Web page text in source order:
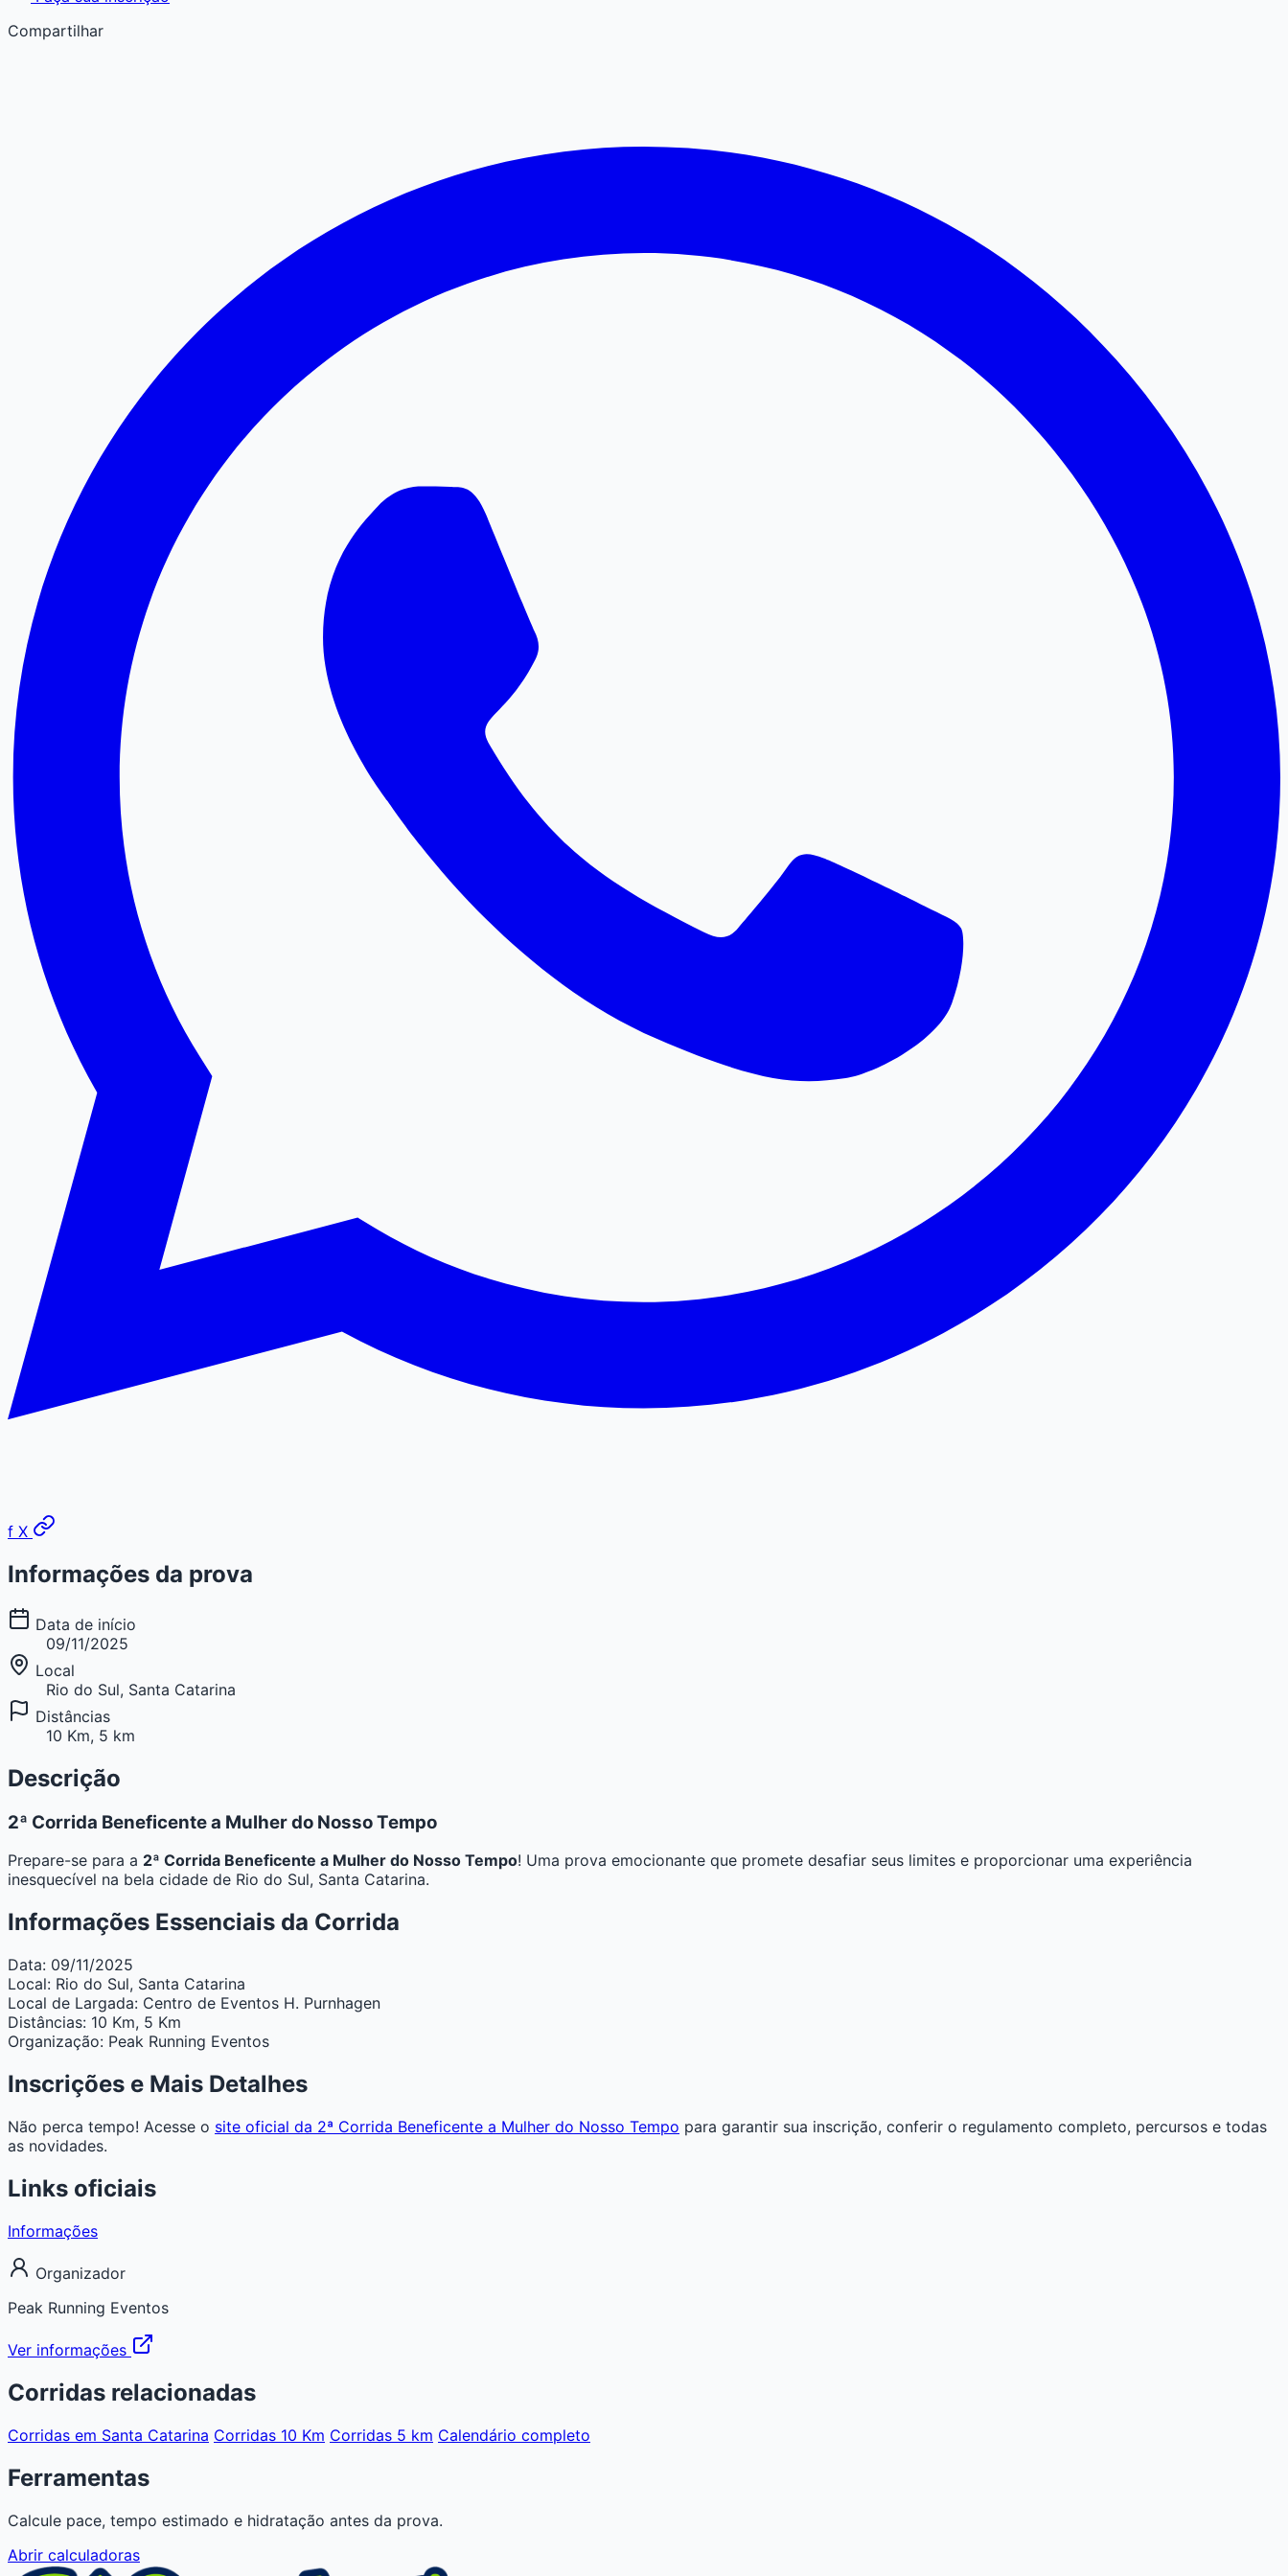
Compartilhar
f X
Informações da prova
Data de início
09/11/2025
Local
Rio do Sul, Santa Catarina
Distâncias
10 Km, 5 km
Descrição
2ª Corrida Beneficente a Mulher do Nosso Tempo
Prepare-se para a 2ª Corrida Beneficente a Mulher do Nosso Tempo! Uma prova emocionante que promete desafiar seus limites e proporcionar uma experiência
inesquecível na bela cidade de Rio do Sul, Santa Catarina.
Informações Essenciais da Corrida
Data: 09/11/2025
Local: Rio do Sul, Santa Catarina
Local de Largada: Centro de Eventos H. Purnhagen
Distâncias: 10 Km, 5 Km
Organização: Peak Running Eventos
Inscrições e Mais Detalhes
Não perca tempo! Acesse o site oficial da 2ª Corrida Beneficente a Mulher do Nosso Tempo para garantir sua inscrição, conferir o regulamento completo, percursos e todas
as novidades.
Links oficiais
Informações
Organizador
Peak Running Eventos
Ver informações
Corridas relacionadas
Corridas em Santa Catarina Corridas 10 Km Corridas 5 km Calendário completo
Ferramentas
Calcule pace, tempo estimado e hidratação antes da prova.
Abrir calculadoras